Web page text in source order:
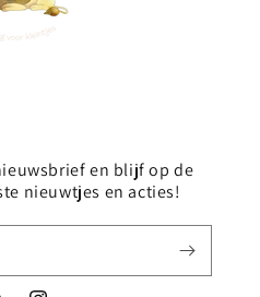
en blijf op de
nieuwtjes en acties!